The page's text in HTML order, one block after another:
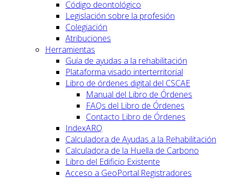
Código deontológico
Legislación sobre la profesión
Colegiación
Atribuciones
Herramientas
Guía de ayudas a la rehabilitación
Plataforma visado interterritorial
Libro de órdenes digital del CSCAE
Manual del Libro de Órdenes
FAQs del Libro de Órdenes
Contacto Libro de Órdenes
IndexARQ
Calculadora de Ayudas a la Rehabilitación
Calculadora de la Huella de Carbono
Libro del Edificio Existente
Acceso a GeoPortal.Registradores